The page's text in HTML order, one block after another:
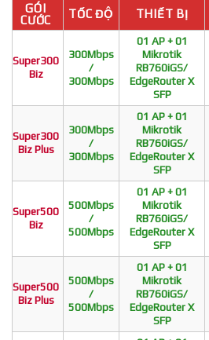
GÓI
CƯỚC
TỐC ĐỘ THIẾT BỊ
Super300
Biz
300Mbps
/
300Mbps
01 AP + 01
Mikrotik
RB760iGS/
EdgeRouter X
SFP
Super300
Biz Plus
300Mbps
/
300Mbps
01 AP + 01
Mikrotik
RB760iGS/
EdgeRouter X
SFP
Super500
Biz
500Mbps
/
500Mbps
01 AP + 01
Mikrotik
RB760iGS/
EdgeRouter X
SFP
Super500
Biz Plus
500Mbps
/
500Mbps
01 AP + 01
Mikrotik
RB760iGS/
EdgeRouter X
SFP